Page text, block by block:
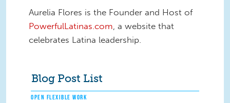
Aurelia Flores is the Founder and Host of
PowerfulLatinas.com , a website that
celebrates Latina leadership.
Blog Post List
OPEN FLEXIBLE WORK